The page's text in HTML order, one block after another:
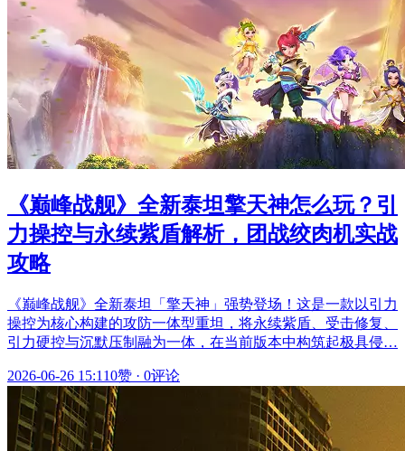
《巅峰战舰》全新泰坦擎天神怎么玩？引
力操控与永续紫盾解析，团战绞肉机实战
攻略
《巅峰战舰》全新泰坦「擎天神」强势登场！这是一款以引力
操控为核心构建的攻防一体型重坦，将永续紫盾、受击修复、
引力硬控与沉默压制融为一体，在当前版本中构筑起极具侵…
2026-06-26 15:110赞 · 0评论